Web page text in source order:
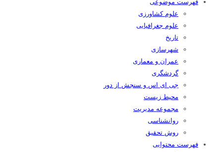
فهرست موضوعی
علوم کشاورزی
علوم جغرافیایی
تاریخ
شهرسازی
عمران و معماری
گردشگری
جی ای اس و سنجش از دور
محیط زیست
مجموعه مدیریت
روانشناسی
روش تحقیق
فهرست محتوایی